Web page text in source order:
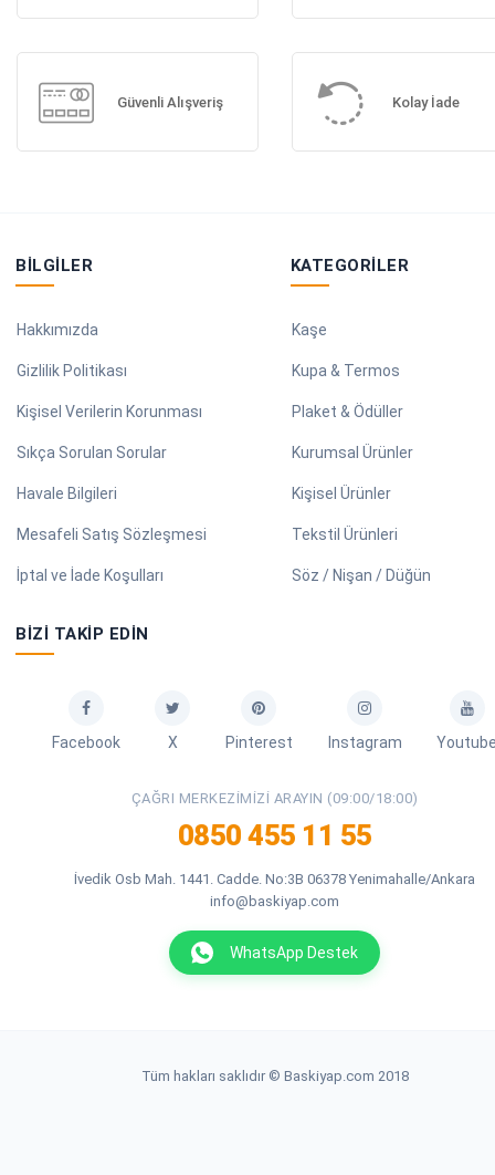
Güvenli Alışveriş Kolay İade
BILGILER
Hakkımızda
Gizlilik Politikası
Kişisel Verilerin Korunması
Sıkça Sorulan Sorular
Havale Bilgileri
Mesafeli Satış Sözleşmesi
İptal ve İade Koşulları
KATEGORILER
Kaşe
Kupa & Termos
Plaket & Ödüller
Kurumsal Ürünler
Kişisel Ürünler
Tekstil Ürünleri
Söz / Nişan / Düğün
BIZI TAKIP EDIN
Facebook X Pinterest Instagram
ÇAĞRI MERKEZIMIZI ARAYIN (09:00/18:00)
0850 455 11 55
İvedik Osb Mah. 1441. Cadde. No:3B 06378 Yenimahalle/Ankara
info@baskiyap.com
WhatsApp Destek
Tüm hakları saklıdır © Baskiyap.com 2018